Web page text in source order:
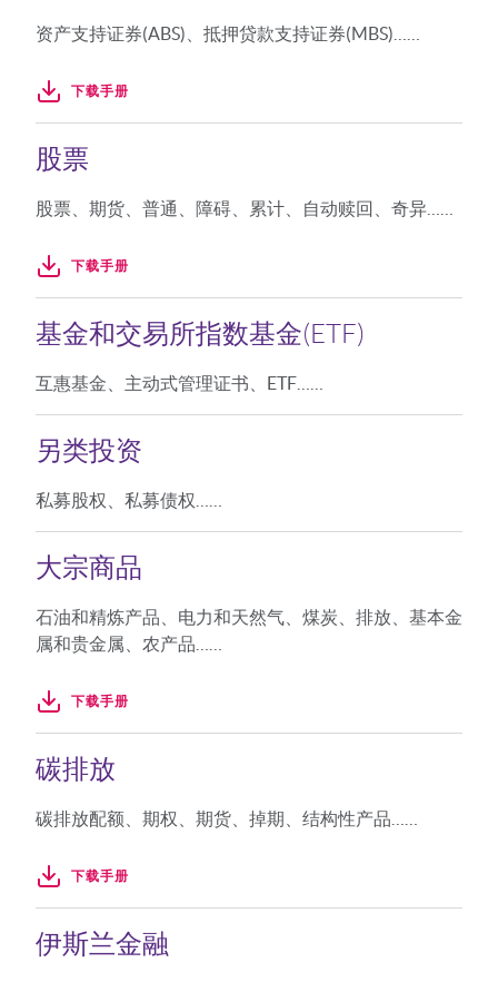
资产支持证券(ABS)、抵押贷款支持证券(MBS)……
下载手册
股票
股票、期货、普通、障碍、累计、自动赎回、奇异……
下载手册
基金和交易所指数基金(ETF)
互惠基金、主动式管理证书、ETF……
另类投资
私募股权、私募债权……
大宗商品
石油和精炼产品、电力和天然气、煤炭、排放、基本金
属和贵金属、农产品……
下载手册
碳排放
碳排放配额、期权、期货、掉期、结构性产品……
下载手册
伊斯兰金融